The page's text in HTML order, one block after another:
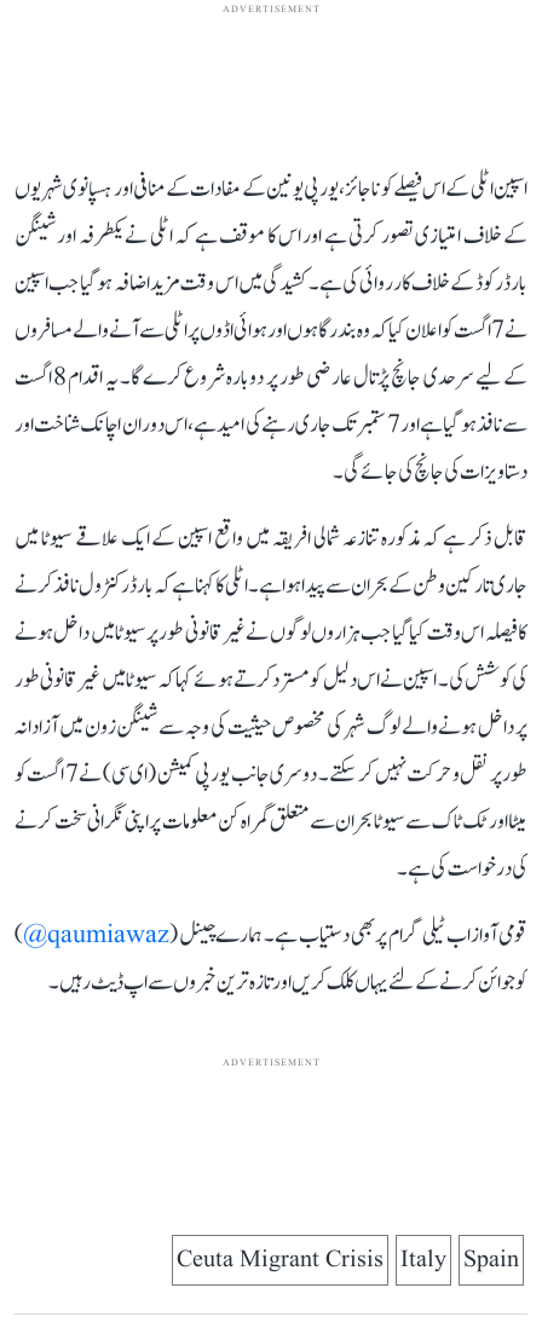
ADVERTISEMENT
اسپین اٹلی کے اس فیصلے کو ناجائز، یورپی یونین کے مفادات کے منافی اور ہسپانوی شہریوں
کے خلاف امتیازی تصور کرتی ہے اور اس کا موقف ہے کہ اٹلی نے یکطرفہ اور شینگن
بارڈر کوڈ کے خلاف کارروائی کی ہے۔ کشیدگی میں اس وقت مزید اضافہ ہو گیا جب اسپین
نے 7 اگست کو اعلان کیا کہ وہ بندرگاہوں اور ہوائی اڈوں پر اٹلی سے آنے والے مسافروں
کے لیے سرحدی جانچ پڑتال عارضی طور پر دوبارہ شروع کرے گا۔ یہ اقدام 8 اگست
سے نافذ ہو گیا ہے اور 7 ستمبر تک جاری رہنے کی امید ہے، اس دوران اچانک شناخت اور
دستاویزات کی جانچ کی جائے گی۔
قابل ذکر ہے کہ مذکورہ تنازعہ شمالی افریقہ میں واقع اسپین کے ایک علاقے سیوٹا میں
جاری تارکین وطن کے بحران سے پیدا ہوا ہے۔ اٹلی کا کہنا ہے کہ بارڈر کنٹرول نافذ کرنے
کا فیصلہ اس وقت کیا گیا جب ہزاروں لوگوں نے غیر قانونی طور پر سیوٹا میں داخل ہونے
کی کوشش کی۔ اسپین نے اس دلیل کو مسترد کرتے ہوئے کہا کہ سیوٹا میں غیر قانونی طور
پر داخل ہونے والے لوگ شہر کی مخصوص حیثیت کی وجہ سے شینگن زون میں آزادانہ
طور پر نقل و حرکت نہیں کر سکتے۔ دوسری جانب یورپی کمیشن (ای سی) نے 7 اگست کو
میٹا اور ٹک ٹاک سے سیوٹا بحران سے متعلق گمراہ کن معلومات پر اپنی نگرانی سخت کرنے
کی درخواست کی ہے۔
قومی آواز اب ٹیلی گرام پر بھی دستیاب ہے۔ ہمارے چینل (qaumiawaz@
)
کو جوائن کرنے کے لئے یہاں کلک کریں اور تازہ ترین خبروں سے اپ ڈیٹ رہیں۔
ADVERTISEMENT
Spain
Italy
Ceuta Migrant Crisis